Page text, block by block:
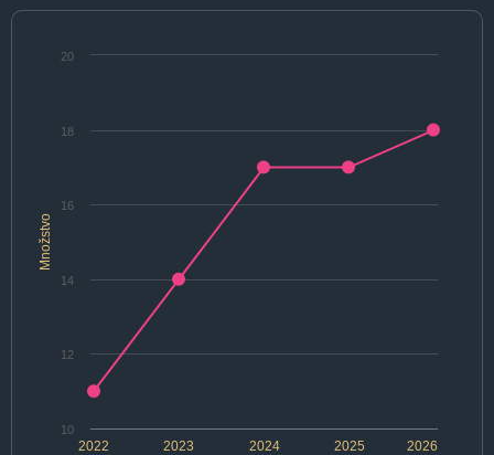
Množstvo
2022 2024 2026
2023 2025
10
12
14
16
18
20